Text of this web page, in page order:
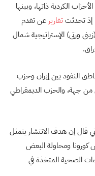
الكردية ذاتها، وبينها
إذ تحدثتتقارير عن تقدم
ورتي) الإستراتيجية شمال
النفوذ بين إيران وحزب
من جهة، والحزب الديمقراطي
قال إن هدف الانتشار يتمثل
ومحاولة البعض
الصحية المتخذة في